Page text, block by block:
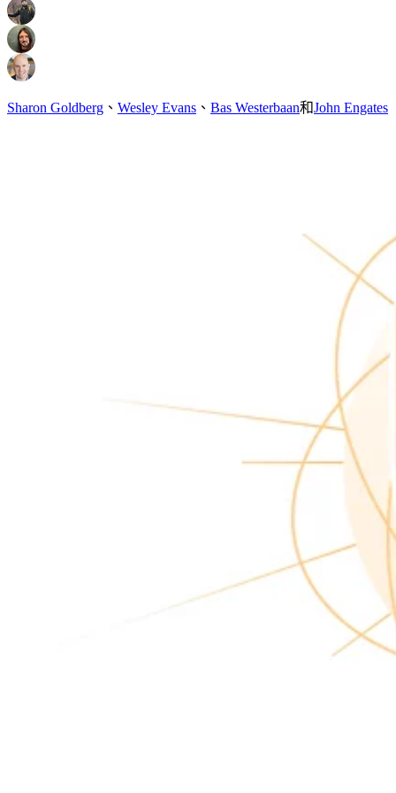
Sharon Goldberg 、 Wesley Evans 、 Bas Westerbaan和John Engates